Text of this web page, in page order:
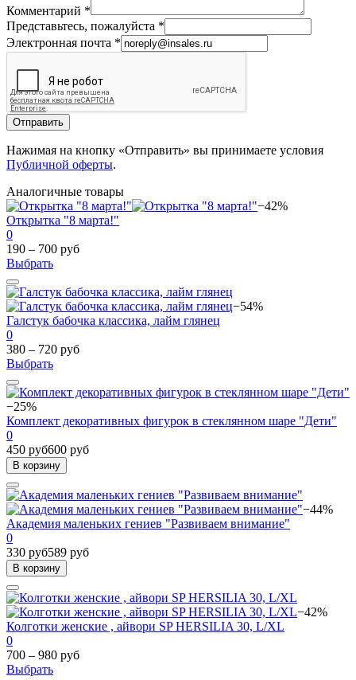
Комментарий *
Представьтесь, пожалуйста *
Электронная почта *
Отправить
Нажимая на кнопку «Отправить» вы принимаете условия
Публичной оферты.
Аналогичные товары
−42%
Открытка "8 марта!"
0
190 – 700 руб
Выбрать
−54%
Галстук бабочка классика, лайм глянец
0
380 – 720 руб
Выбрать
−25%
Комплект декоративных фигурок в стеклянном шаре "Дети"
0
450 руб600 руб
В корзину
−44%
Академия маленьких гениев "Развиваем внимание"
0
330 руб589 руб
В корзину
−42%
Колготки женские , айвори SP HERSILIA 30, L/XL
0
700 – 980 руб
Выбрать